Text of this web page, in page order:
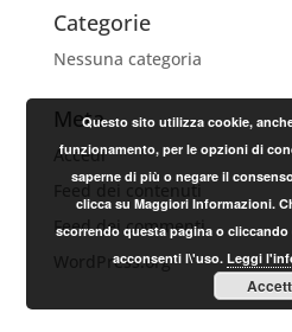
Categorie
Nessuna categoria
Meta
Accedi
Feed dei contenuti
Feed dei commenti
WordPress.org
Questo sito utilizza cookie,
funzionamento, per le opzioni di
saperne di più o negare il
clicca su Maggiori Informazioni.
scorrendo questa pagina o
acconsenti l\'uso.Leggi